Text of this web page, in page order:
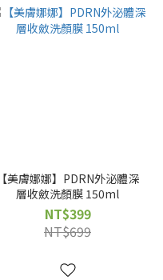
【美膚娜娜】PDRN外泌體深
層收斂洗顏膜 150ml
NT$399
NT$699